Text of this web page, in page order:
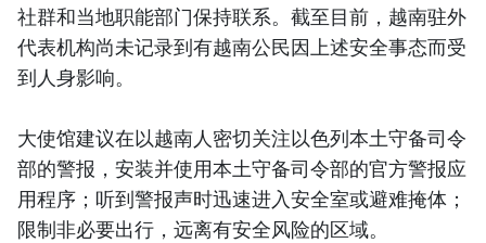
社群和当地职能部门保持联系。截至目前，越南驻外
代表机构尚未记录到有越南公民因上述安全事态而受
到人身影响。
大使馆建议在以越南人密切关注以色列本土守备司令
部的警报，安装并使用本土守备司令部的官方警报应
用程序；听到警报声时迅速进入安全室或避难掩体；
限制非必要出行，远离有安全风险的区域。